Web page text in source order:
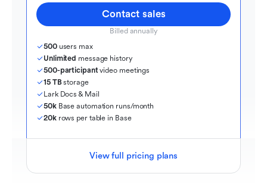
Contact sales
Billed annually
500 users max
Unlimited message history
500-participant video meetings
15 TB storage
Lark Docs & Mail
50k Base automation runs/month
20k rows per table in Base
View full pricing plans